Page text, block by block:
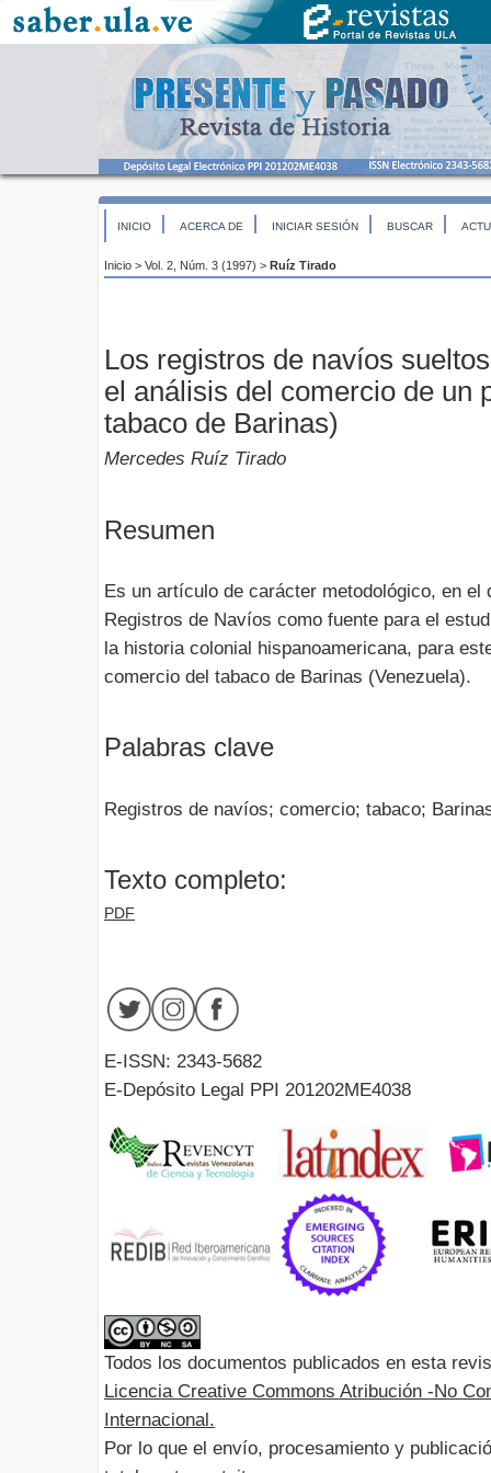
INICIO ACERCA DE INICIAR SESIÓN BUSCAR
Inicio > Vol. 2, Núm. 3 (1997) > Ruíz Tirado
Los registros de navíos
el análisis del comercio de un
tabaco de Barinas)
Mercedes Ruíz Tirado
Resumen
Es un artículo de carácter metodológico, en el
Registros de Navíos como fuente para el
la historia colonial hispanoamericana, para
comercio del tabaco de Barinas (Venezuela).
Palabras clave
Registros de navíos; comercio; tabaco;
Texto completo:
PDF
E-ISSN: 2343-5682
E-Depósito Legal PPI 201202ME4038
Todos los documentos publicados en esta
Licencia Creative Commons Atribución -No
Internacional.
Por lo que el envío, procesamiento y